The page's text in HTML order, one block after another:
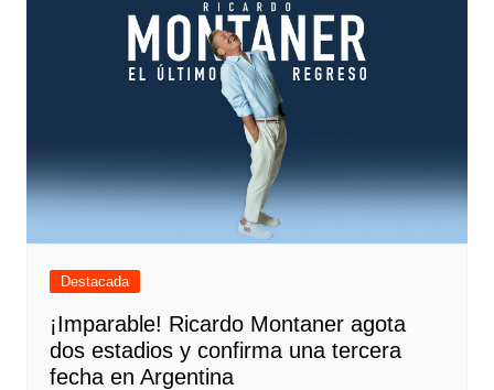
Destacada
¡Imparable! Ricardo Montaner agota
dos estadios y confirma una tercera
fecha en Argentina